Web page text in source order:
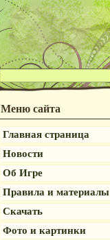
Меню сайта
Главная страница
Новости
Об Игре
Правила и материалы
Скачать
Фото и картинки